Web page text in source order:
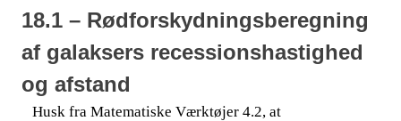
18.1 – Rødforskydningsberegning
af galaksers recessionshastighed
og afstand
Husk fra Matematiske Værktøjer 4.2, at